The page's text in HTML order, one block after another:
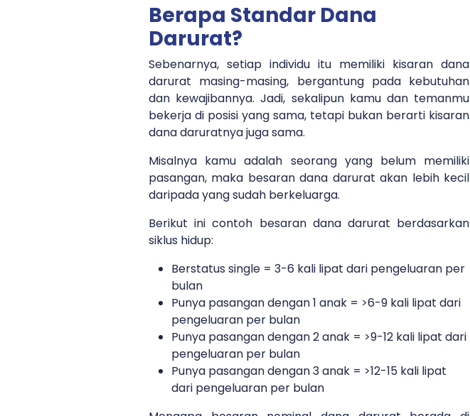
Berapa Standar Dana
Darurat?
Sebenarnya, setiap individu itu memiliki kisaran dana
darurat masing-masing, bergantung pada kebutuhan
dan kewajibannya. Jadi, sekalipun kamu dan temanmu
bekerja di posisi yang sama, tetapi bukan berarti kisaran
dana daruratnya juga sama.
Misalnya kamu adalah seorang yang belum memiliki
pasangan, maka besaran dana darurat akan lebih kecil
daripada yang sudah berkeluarga.
Berikut ini contoh besaran dana darurat berdasarkan
siklus hidup:
Berstatus single = 3-6 kali lipat dari pengeluaran per
bulan
Punya pasangan dengan 1 anak = >6-9 kali lipat dari
pengeluaran per bulan
Punya pasangan dengan 2 anak = >9-12 kali lipat dari
pengeluaran per bulan
Punya pasangan dengan 3 anak = >12-15 kali lipat
dari pengeluaran per bulan